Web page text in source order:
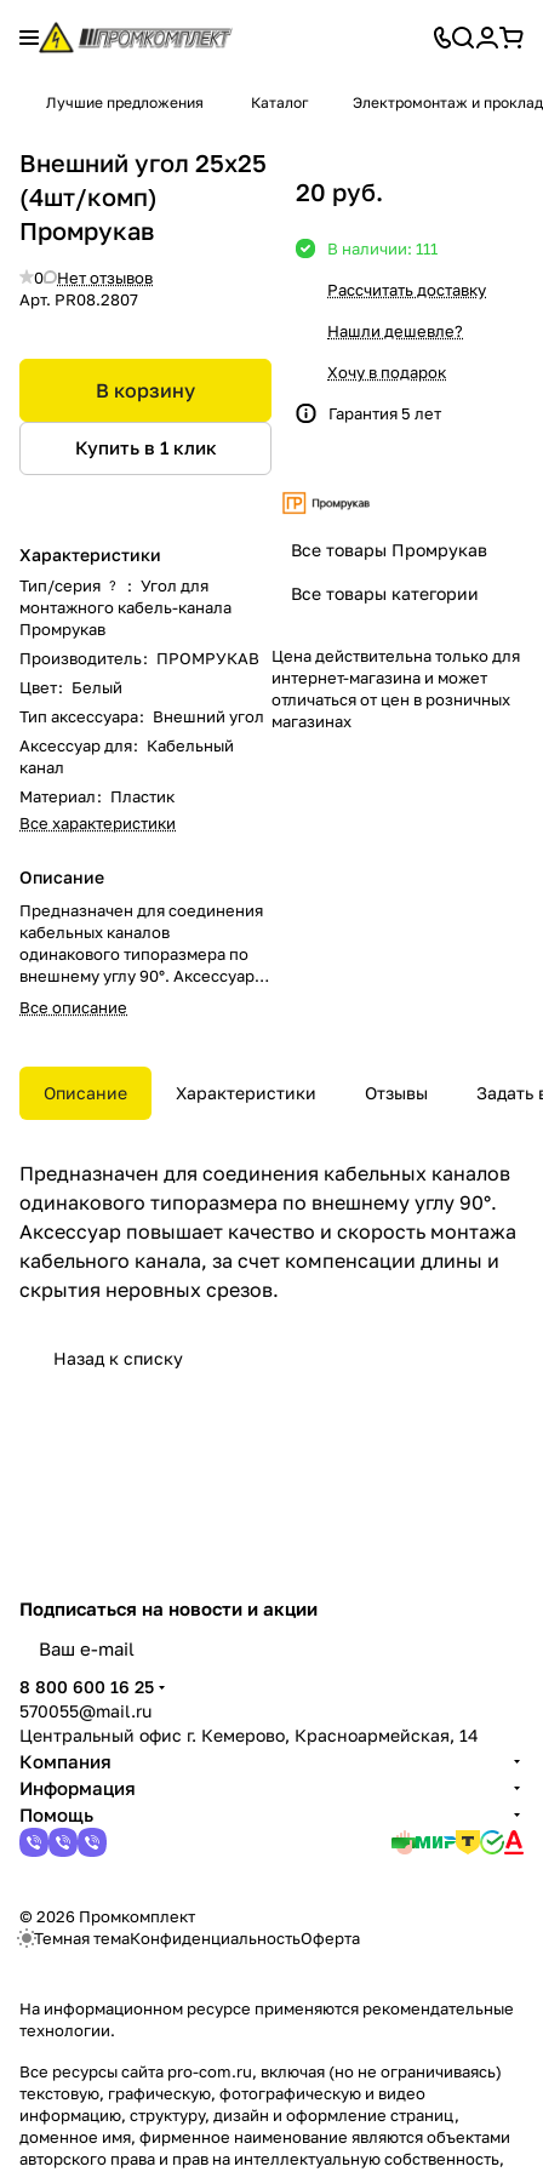
Лучшие предложения Каталог Электромонтаж и
Внешний угол 25x25
(4шт/комп)
Промрукав
0
Нет отзывов
Арт. PR08.2807
В корзину
Купить в 1 клик
Характеристики
Тип/серия ? : Угол для
монтажного кабель-канала
Промрукав
Производитель: ПРОМРУКАВ
Цвет: Белый
Тип аксессуара: Внешний угол
Аксессуар для: Кабельный
канал
Материал: Пластик
Все характеристики
Описание
Предназначен для соединения
кабельных каналов
одинакового типоразмера по
внешнему углу 90°. Аксессуар
повышает качество и скорость
монтажа кабельного канала, за
скрытия неровных срезов.
Все описание
20 руб.
В наличии: 111
Рассчитать доставку
Нашли дешевле?
Хочу в подарок
Гарантия 5 лет
Все товары Промрукав
Все товары категории
Цена действительна только для
интернет-магазина и может
отличаться от цен в розничных
магазинах
Описание Характеристики Отзывы Задать
Предназначен для соединения кабельных каналов
одинакового типоразмера по внешнему углу 90°.
Аксессуар повышает качество и скорость монтажа
кабельного канала, за счет компенсации длины и
скрытия неровных срезов.
Назад к списку
Подписаться на новости и акции
8 800 600 16 25
570055@mail.ru
Центральный офис г. Кемерово, Красноармейская, 14
Компания
Информация
Помощь
© 2026 Промкомплект
Темная темаКонфиденциальностьОферта
На информационном ресурсе применяются рекомендательные
технологии.
Все ресурсы сайта pro-com.ru, включая (но не ограничиваясь)
текстовую, графическую, фотографическую и видео
информацию, структуру, дизайн и оформление страниц,
доменное имя, фирменное наименование являются объектами
авторского права и прав на интеллектуальную собственность,